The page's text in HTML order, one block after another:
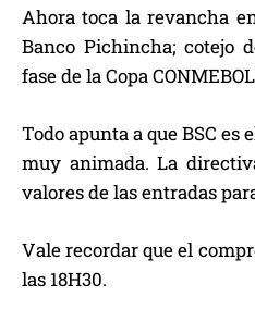
Ahora toca la revancha
Banco Pichincha; cotejo
fase de la Copa
Todo apunta a que BSC
muy animada. La
valores de las entradas
Vale recordar que el
las 18H30.